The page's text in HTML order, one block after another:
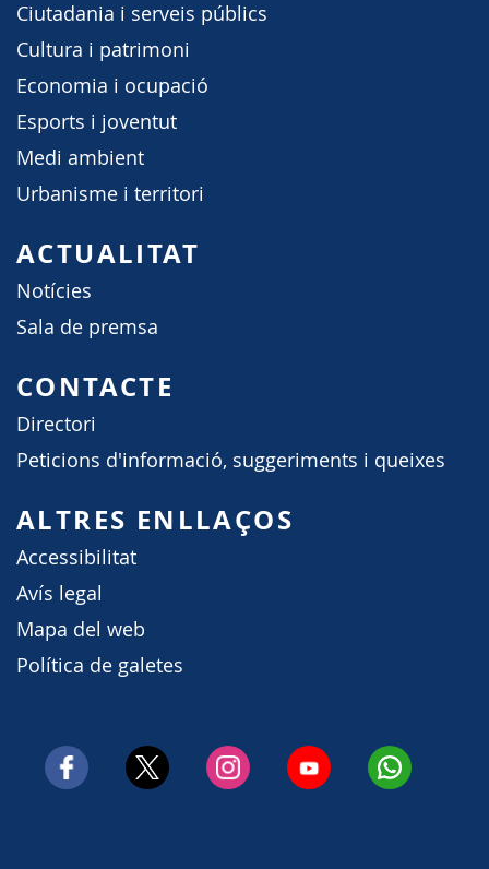
Ciutadania i serveis públics
Cultura i patrimoni
Economia i ocupació
Esports i joventut
Medi ambient
Urbanisme i territori
ACTUALITAT
Notícies
Sala de premsa
CONTACTE
Directori
Peticions d'informació, suggeriments i queixes
ALTRES ENLLAÇOS
Accessibilitat
Avís legal
Mapa del web
Política de galetes